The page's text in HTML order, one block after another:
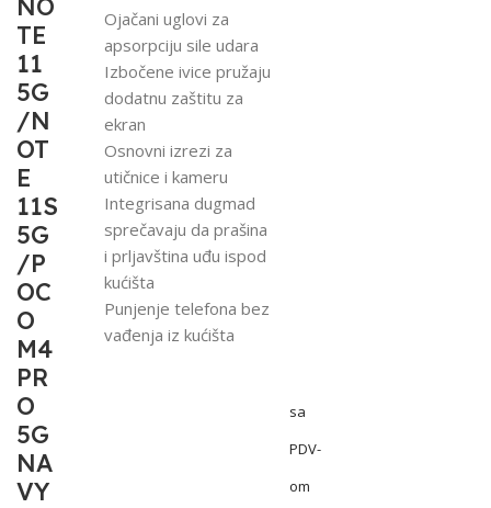
NO
TE
11
5G
/N
OT
E
11S
5G
/P
OC
O
M4
PR
O
5G
NA
VY
Ojačani uglovi za
apsorpciju sile udara
Izbočene ivice pružaju
dodatnu zaštitu za
ekran
Osnovni izrezi za
utičnice i kameru
Integrisana dugmad
sprečavaju da prašina
i prljavština uđu ispod
kućišta
Punjenje telefona bez
vađenja iz kućišta
sa
PDV-
om